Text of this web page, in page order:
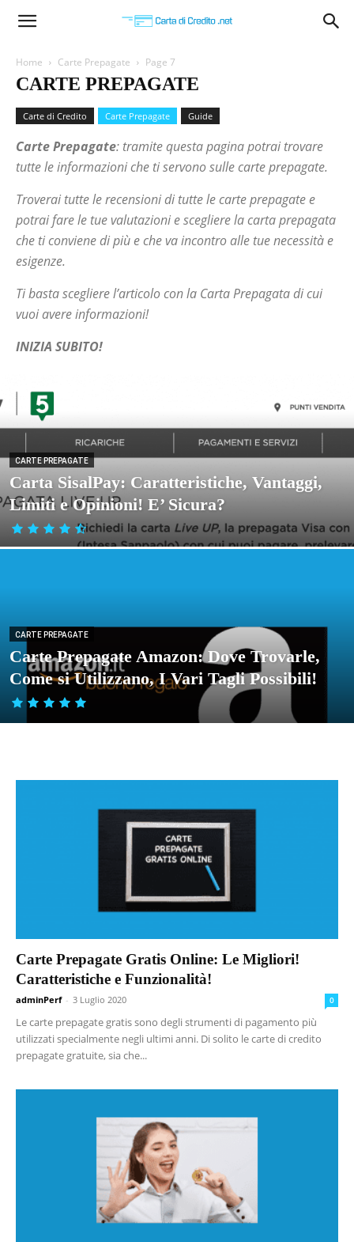
Carta
Home Carte Prepagate Page 7
CARTE PREPAGATE
Carte di Credito Carte Prepagate Guide
Carte Prepagate: tramite questa pagina potrai trovare
tutte le informazioni che ti servono sulle carte prepagate.
Troverai tutte le recensioni di tutte le carte prepagate e
potrai fare le tue valutazioni e scegliere la carta prepagata
che ti conviene di più e che va incontro alle tue necessità e
esigenze.
Ti basta scegliere l’articolo con la Carta Prepagata di cui
vuoi avere informazioni!
INIZIA SUBITO!
CARTE PREPAGATE
Carta SisalPay: Caratteristiche, Vantaggi,
Limiti e Opinioni! E’ Sicura?
CARTE PREPAGATE
Carte Prepagate Amazon: Dove Trovarle,
Come si Utilizzano, I Vari Tagli Possibili!
Carte Prepagate Gratis Online: Le Migliori!
Caratteristiche e Funzionalità!
adminPerf - 3 Luglio 2020 0
Le carte prepagate gratis sono degli strumenti di pagamento più
utilizzati specialmente negli ultimi anni. Di solito le carte di credito
prepagate gratuite, sia che...